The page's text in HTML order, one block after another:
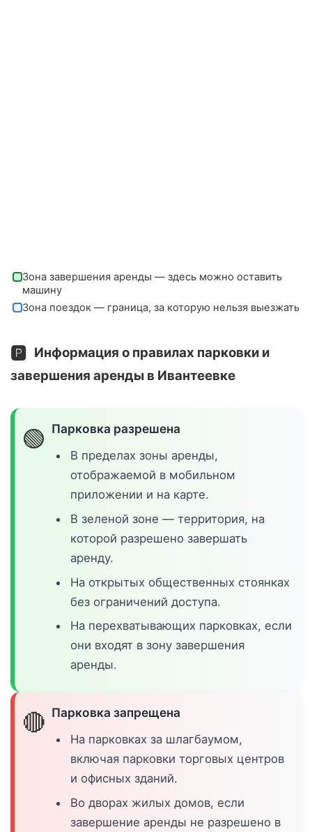
Зона завершения аренды — здесь можно оставить
машину
Зона поездок — граница, за которую нельзя выезжать
🅿️ Информация о правилах парковки и
завершения аренды в Ивантеевке
🟢 Парковка разрешена
В пределах зоны аренды,
отображаемой в мобильном
приложении и на карте.
В зеленой зоне — территория, на
которой разрешено завершать
аренду.
На открытых общественных стоянках
без ограничений доступа.
На перехватывающих парковках, если
они входят в зону завершения
аренды.
🔴 Парковка запрещена
На парковках за шлагбаумом,
включая парковки торговых центров
и офисных зданий.
Во дворах жилых домов, если
завершение аренды не разрешено в